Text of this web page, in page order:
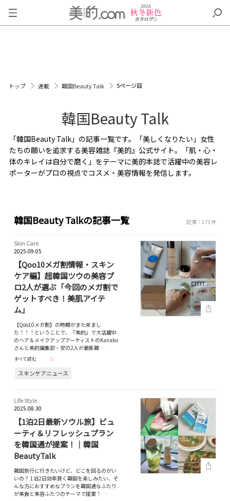
トップ 連載 韓国Beauty Talk 5ページ目
韓国Beauty Talk
「韓国Beauty Talk」の記事一覧です。「美しくなりたい」女性
たちの願いを追求する美容雑誌『美的』公式サイト。「肌・心・
体のキレイは自分で磨く」をテーマに美的本誌で活躍中の美容レ
ポーターがプロの視点でコスメ・美容情報を発信します。
韓国Beauty Talkの記事一覧 記事：171件
Skin Care
2025.09.05
【Qoo10メガ割情報・スキン
ケア編】超韓国ツウの美容プ
ロ2人が選ぶ「今回のメガ割で
ゲットすべき！美肌アイテ
ム」
【Qoo10メガ割】の時期がまた来まし
た！！！ということで、『美的』で大活躍中
のヘア＆メイクアップアーティストのKanako
さんと美的編集部・安の2人が最新韓…
すべて読む
スキンケアニュース
Life Style
2025.08.30
【1泊2日最新ソウル旅】ビュ
ーティ＆リフレッシュプラン
を韓国通が提案！｜韓国
BeautyTalk
韓国旅行に行きたいけど、どこを回るのがい
いの？ 1泊2日効率良く韓国を楽しみたい、そ
んな方におすすめなプランを韓国通なふたり
が美食と美容ふたつのテーマで提案！…